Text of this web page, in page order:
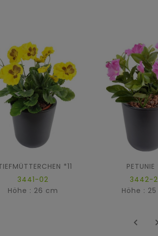
*11
3441-02
Höhe : 26 cm
3442-
Höhe :
